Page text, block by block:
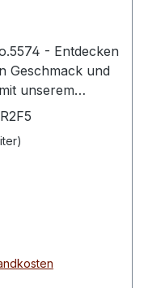
- Entdecken
Geschmack und
unserem
mit
Kräutern und
jedem
sich zu
Der
R2F5